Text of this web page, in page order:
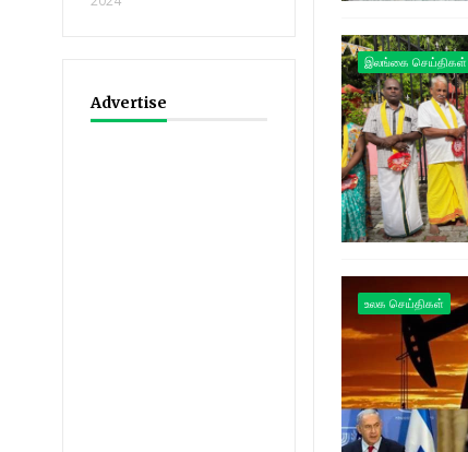
Advertise
இலங்கை செய்திகள்
உலக செய்திகள்